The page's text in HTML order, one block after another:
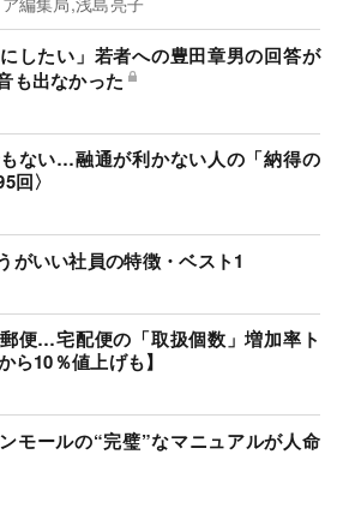
したい」若者への豊田章男の回答が
も出なかった
ない…融通が利かない人の「納得の
回〉
がいい社員の特徴・ベスト1
便…宅配便の「取扱個数」増加率ト
ら10％値上げも】
モールの“完璧”なマニュアルが人命